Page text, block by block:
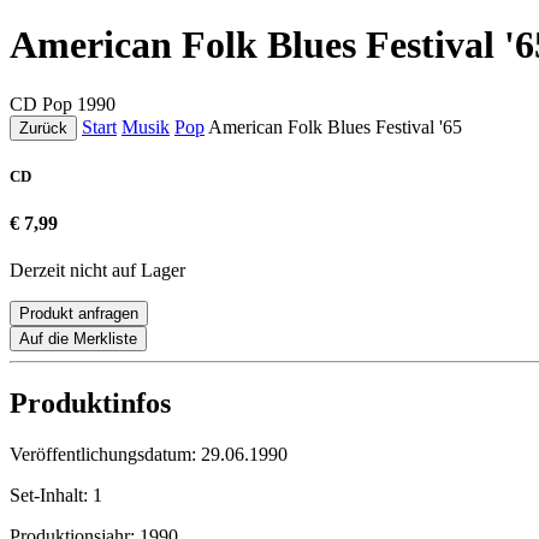
American Folk Blues Festival
CD Pop 1990
Zurück Start Musik Pop American Folk Blues Festival '65
CD
€ 7,99
Derzeit nicht auf Lager
Produkt anfragen
Auf die Merkliste
Produktinfos
Veröffentlichungsdatum: 29.06.1990
Set-Inhalt: 1